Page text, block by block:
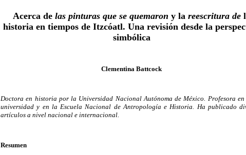
Acerca de las pinturas que se quemaron y la reescritura de
historia en tiempos de Itzcóatl. Una revisión desde la
simbólica
Clementina Battcock
Doctora en historia por la Universidad Nacional Autónoma de México. Profesora
universidad y en la Escuela Nacional de Antropología e Historia. Ha publicado
artículos a nivel nacional e internacional.
Resumen